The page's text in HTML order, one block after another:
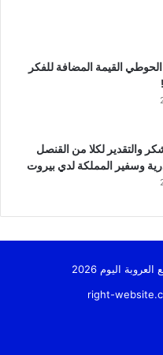
القيمة المضافة للفكر
والتقدير لكلا من القنصل
وسفير المملكة لدي بيروت
اليوم 2026
right-